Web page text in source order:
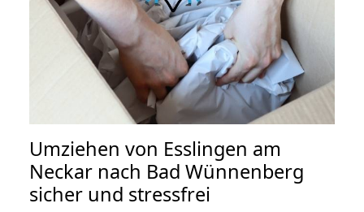
Umziehen von Esslingen am
Neckar nach Bad Wünnenberg
sicher und stressfrei